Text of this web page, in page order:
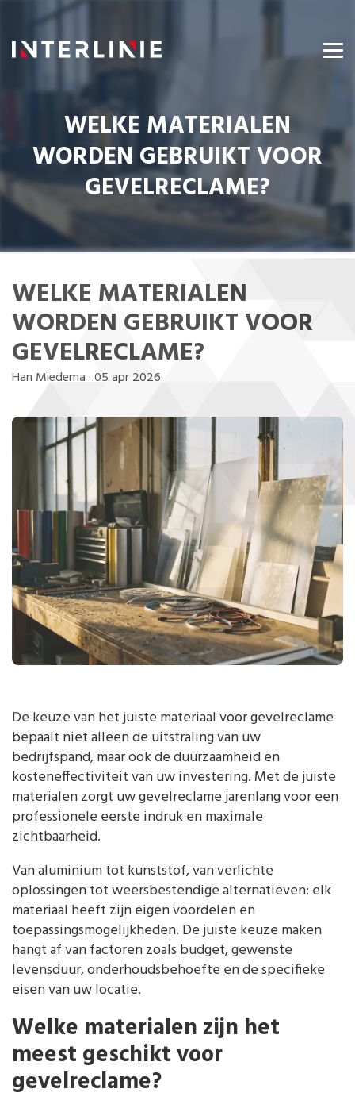
WELKE MATERIALEN
WORDEN GEBRUIKT VOOR
GEVELRECLAME?
WELKE MATERIALEN
WORDEN GEBRUIKT VOOR
GEVELRECLAME?
Han Miedema ·05 apr 2026
De keuze van het juiste materiaal voor gevelreclame
bepaalt niet alleen de uitstraling van uw
bedrijfspand, maar ook de duurzaamheid en
kosteneffectiviteit van uw investering. Met de juiste
materialen zorgt uw gevelreclame jarenlang voor een
professionele eerste indruk en maximale
zichtbaarheid.
Van aluminium tot kunststof, van verlichte
oplossingen tot weersbestendige alternatieven: elk
materiaal heeft zijn eigen voordelen en
toepassingsmogelijkheden. De juiste keuze maken
hangt af van factoren zoals budget, gewenste
levensduur, onderhoudsbehoefte en de specifieke
eisen van uw locatie.
Welke materialen zijn het
meest geschikt voor
gevelreclame?